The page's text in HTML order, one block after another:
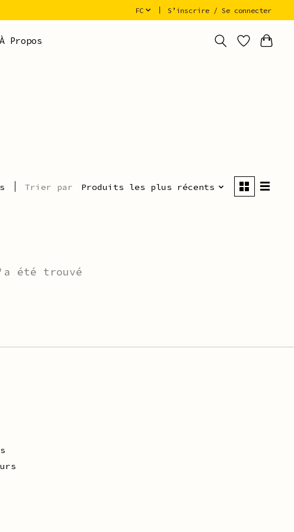
FC S’inscrire / Se connecter
À Propos
Trier par Produits les plus récents
été trouvé